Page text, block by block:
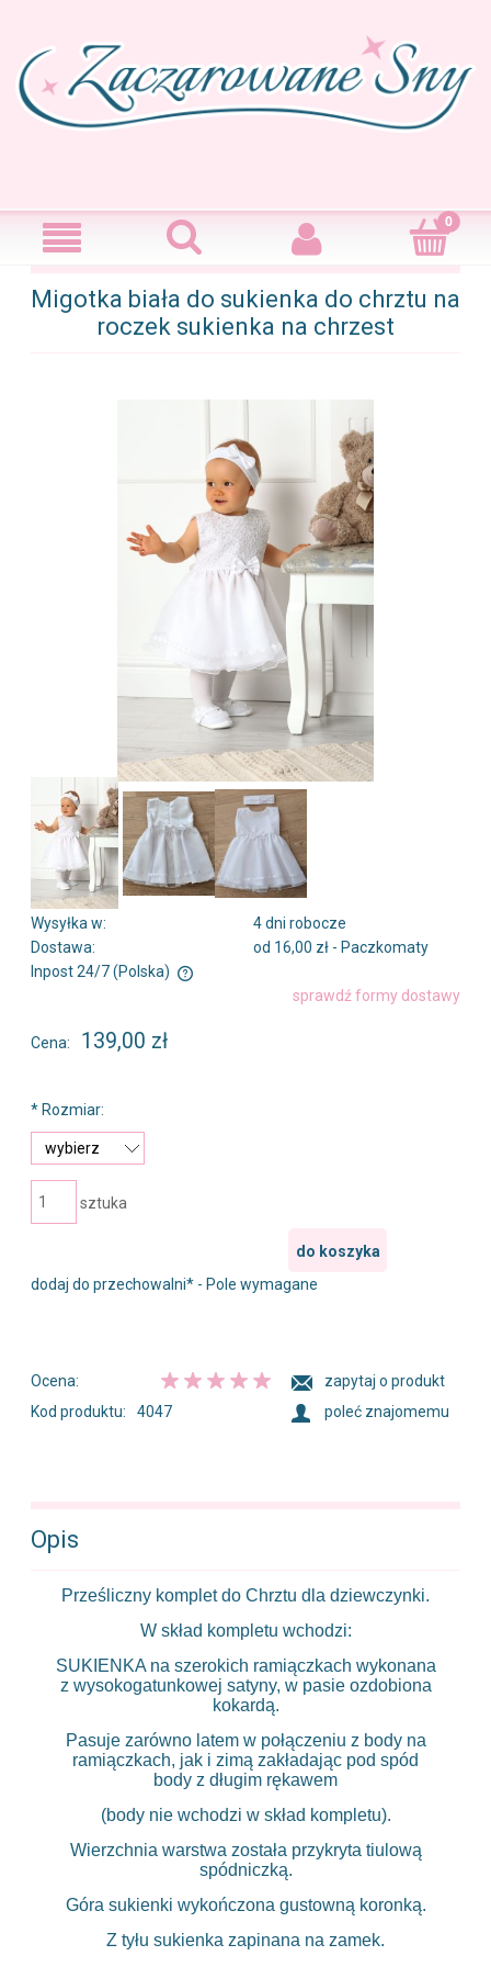
Migotka biała do sukienka do chrztu na
roczek sukienka na chrzest
Wysyłka w:
4 dni robocze
Dostawa:
od 16,00 zł - Paczkomaty
Inpost 24/7(Polska)
Cena nie zawiera ewentualnych kosztów płatnościsprawdź formy dostawy
Cena: 139,00 zł
* Rozmiar:
sztuka
do koszyka
dodaj do przechowalni* - Pole wymagane
Ocena:
Kod produktu:
4047
zapytaj o produkt
poleć znajomemu
Opis
Prześliczny komplet do Chrztu dla dziewczynki.
W skład kompletu wchodzi:
SUKIENKA na szerokich ramiączkach wykonana
z wysokogatunkowej satyny, w pasie ozdobiona
kokardą.
Pasuje zarówno latem w połączeniu z body na
ramiączkach, jak i zimą zakładając pod spód
body z długim rękawem
(body nie wchodzi w skład kompletu).
Wierzchnia warstwa została przykryta tiulową
spódniczką.
Góra sukienki wykończona gustowną koronką.
Z tyłu sukienka zapinana na zamek.